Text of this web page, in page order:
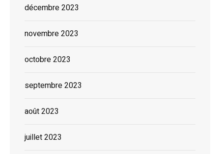
décembre 2023
novembre 2023
octobre 2023
septembre 2023
août 2023
juillet 2023